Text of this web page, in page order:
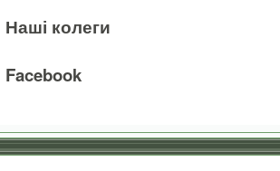
Наші колеги
Facebook